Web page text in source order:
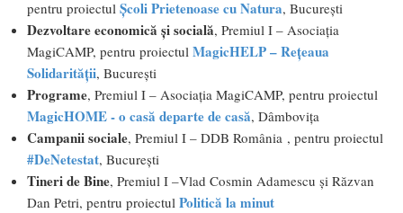
pentru proiectul Școli Prietenoase cu Natura, București
Dezvoltare economică și socială, Premiul I – Asociația
MagiCAMP, pentru proiectul MagicHELP – Rețeaua
Solidarității, București
Programe, Premiul I – Asociația MagiCAMP, pentru proiectul
MagicHOME - o casă departe de casă, Dâmbovița
Campanii sociale, Premiul I – DDB România , pentru proiectul
#DeNetestat, București
Tineri de Bine, Premiul I –Vlad Cosmin Adamescu și Răzvan
Dan Petri, pentru proiectul Politică la minut